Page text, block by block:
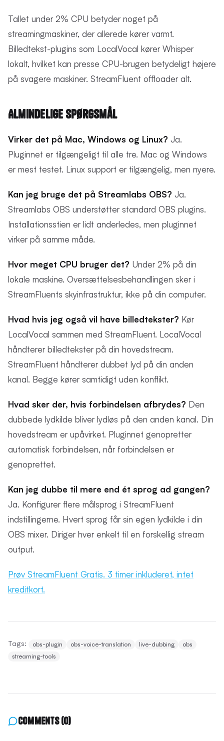
Tallet under 2% CPU betyder noget på
streamingmaskiner, der allerede kører varmt.
Billedtekst-plugins som LocalVocal kører Whisper
lokalt, hvilket kan presse CPU-brugen betydeligt højere
på svagere maskiner. StreamFluent offloader alt.
Almindelige Spørgsmål
Virker det på Mac, Windows og Linux? Ja.
Pluginnet er tilgængeligt til alle tre. Mac og Windows
er mest testet. Linux support er tilgængelig, men nyere.
Kan jeg bruge det på Streamlabs OBS? Ja.
Streamlabs OBS understøtter standard OBS plugins.
Installationsstien er lidt anderledes, men pluginnet
virker på samme måde.
Hvor meget CPU bruger det? Under 2% på din
lokale maskine. Oversættelsesbehandlingen sker i
StreamFluents skyinfrastruktur, ikke på din computer.
Hvad hvis jeg også vil have billedtekster? Kør
LocalVocal sammen med StreamFluent. LocalVocal
håndterer billedtekster på din hovedstream.
StreamFluent håndterer dubbet lyd på din anden
kanal. Begge kører samtidigt uden konflikt.
Hvad sker der, hvis forbindelsen afbrydes? Den
dubbede lydkilde bliver lydløs på den anden kanal. Din
hovedstream er upåvirket. Pluginnet genopretter
automatisk forbindelsen, når forbindelsen er
genoprettet.
Kan jeg dubbe til mere end ét sprog ad gangen?
Ja. Konfigurer flere målsprog i StreamFluent
indstillingerne. Hvert sprog får sin egen lydkilde i din
OBS mixer. Diriger hver enkelt til en forskellig stream
output.
Prøv StreamFluent Gratis. 3 timer inkluderet, intet
kreditkort.
Tags: obs-plugin obs-voice-translation live-dubbing
obs
streaming-tools
Comments(0)